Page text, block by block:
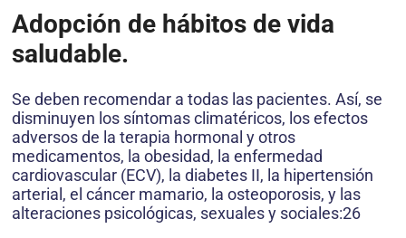
Adopción de hábitos de vida
saludable.
Se deben recomendar a todas las pacientes. Así, se
disminuyen los síntomas climatéricos, los efectos
adversos de la terapia hormonal y otros
medicamentos, la obesidad, la enfermedad
cardiovascular (ECV), la diabetes II, la hipertensión
arterial, el cáncer mamario, la osteoporosis, y las
alteraciones psicológicas, sexuales y sociales:26